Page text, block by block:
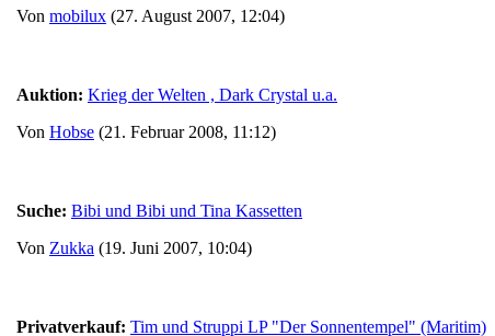
Von mobilux (27. August 2007, 12:04)
Auktion: Krieg der Welten , Dark Crystal u.a.
Von Hobse (21. Februar 2008, 11:12)
Suche: Bibi und Bibi und Tina Kassetten
Von Zukka (19. Juni 2007, 10:04)
Privatverkauf: Tim und Struppi LP "Der Sonnentempel" (Maritim)